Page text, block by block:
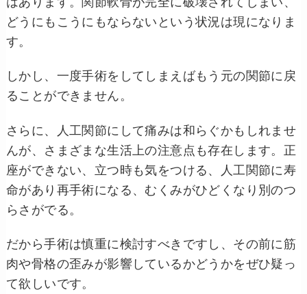
どうにもこうにもならないという状況は現になりま
す。
しかし、一度手術をしてしまえばもう元の関節に戻
ることができません。
さらに、人工関節にして痛みは和らぐかもしれませ
んが、さまざまな生活上の注意点も存在します。正
座ができない、立つ時も気をつける、人工関節に寿
命があり再手術になる、むくみがひどくなり別のつ
らさがでる。
だから手術は慎重に検討すべきですし、その前に筋
肉や骨格の歪みが影響しているかどうかをぜひ疑っ
て欲しいです。